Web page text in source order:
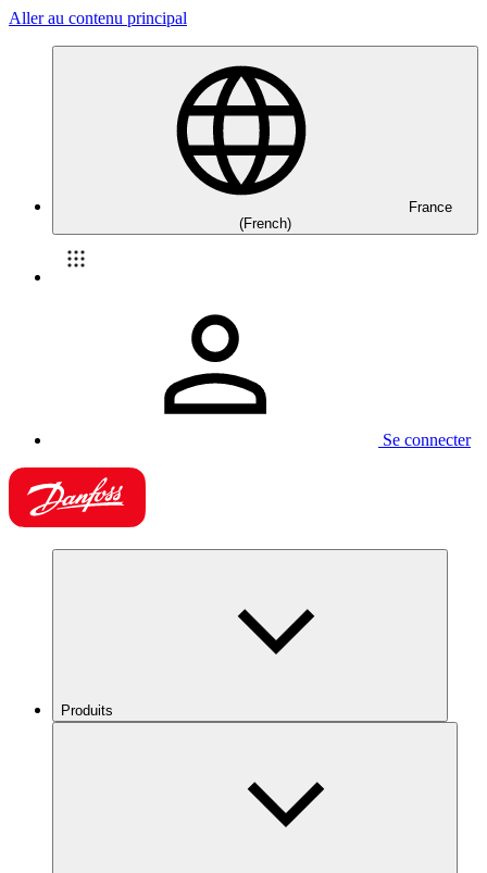
Aller au contenu principal
France
(French)
Se connecter
Produits